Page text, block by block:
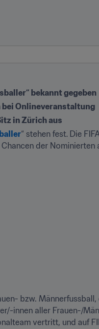
bekannt gegeben
bei Onlineveranstaltung
in Zürich aus
“ stehen fest. Die
der Nominierten
bzw.
innen aller Frauen-/
vertritt, und auf